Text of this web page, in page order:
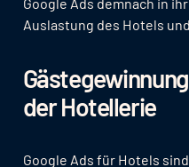
Auslastung des Hotels
der Hotellerie
Google Ads für Hotels